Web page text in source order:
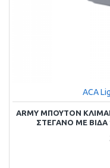
ACA
ARMY ΜΠΟΥΤΟΝ
ΣΤΕΓΑΝΟ ΜΕ ΒΙΔΑ